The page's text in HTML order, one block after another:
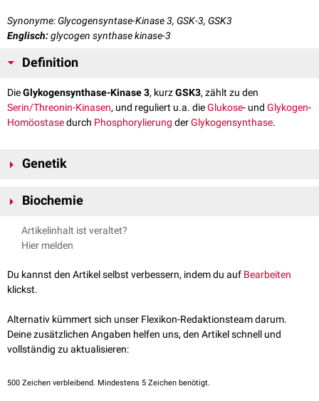
Synonyme: Glycogensyntase-Kinase 3, GSK-3, GSK3
Englisch:glycogen synthase kinase-3
Definition
DieGlykogensynthase-Kinase 3, kurzGSK3, zählt zu den
Serin/Threonin-Kinasen, und reguliert u.a. dieGlukose- und Glykogen-
Homöostasedurch Phosphorylierung derGlykogensynthase.
Genetik
Glykogensynthase-Kinase 3 alpha
Biochemie
GSK-3 blockiert werden.
Artikelinhalt ist veraltet?
Hier melden
Du kannst den Artikel selbst verbessern, indem du auf Bearbeiten
klickst.
Alternativ kümmert sich unser Flexikon-Redaktionsteam darum.
Deine zusätzlichen Angaben helfen uns, den Artikel schnell und
vollständig zu aktualisieren:
500 Zeichen verbleibend. Mindestens 5 Zeichen benötigt.